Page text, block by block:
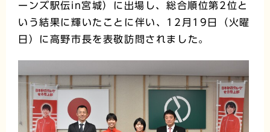
ーンズ駅伝in宮城）に出場し、総合順位第2位と
いう結果に輝いたことに伴い、12月19日（火曜
日）に高野市長を表敬訪問されました。